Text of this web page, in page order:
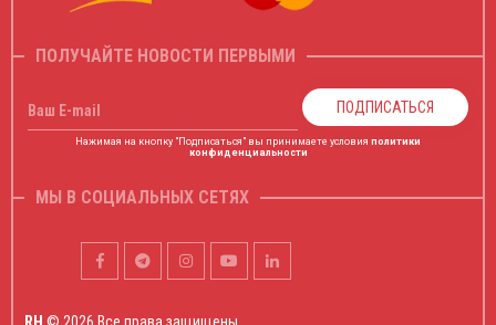
ПОЛУЧАЙТЕ НОВОСТИ ПЕРВЫМИ
Ваш E-mail ПОДПИСАТЬСЯ
Нажимая на кнопку "Подписаться" вы принимаете условия политики
конфиденциальности
МЫ В СОЦИАЛЬНЫХ СЕТЯХ